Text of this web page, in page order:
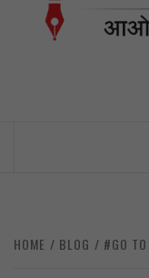
HOME BLOG #GO